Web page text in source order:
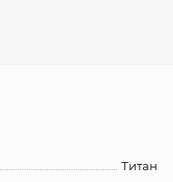
Титан